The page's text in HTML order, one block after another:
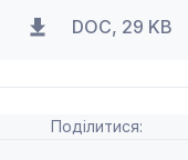
DOC, 29 KB
Поділитися: